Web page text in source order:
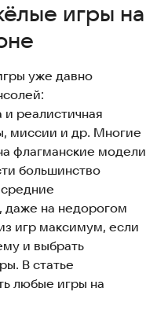
игры на
уже давно
и реалистичная
миссии и др. Многие
флагманские модели
большинство
даже на недорогом
игр максимум, если
и выбрать
В статье
любые игры на